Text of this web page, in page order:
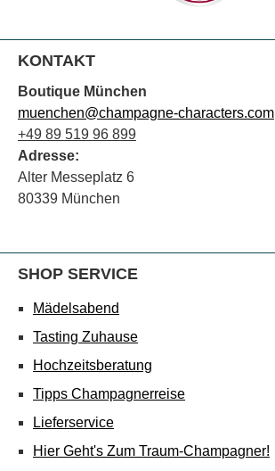
KONTAKT
Boutique München
muenchen@champagne-characters.com
+49 89 519 96 899
Adresse:
Alter Messeplatz 6
80339 München
SHOP SERVICE
Mädelsabend
Tasting Zuhause
Hochzeitsberatung
Tipps Champagnerreise
Lieferservice
Hier Geht's Zum Traum-Champagner!